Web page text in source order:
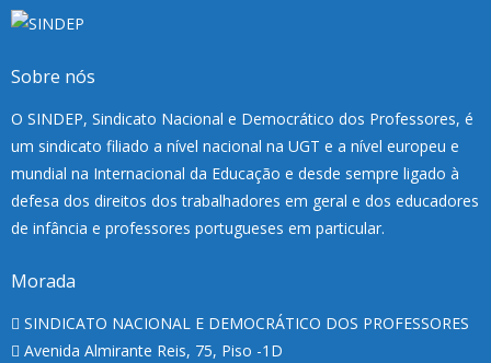
Sobre nós
O SINDEP, Sindicato Nacional e Democrático dos Professores, é
um sindicato filiado a nível nacional na UGT e a nível europeu e
mundial na Internacional da Educação e desde sempre ligado à
defesa dos direitos dos trabalhadores em geral e dos educadores
de infância e professores portugueses em particular.
Morada
SINDICATO NACIONAL E DEMOCRÁTICO DOS PROFESSORES
Avenida Almirante Reis, 75, Piso -1D